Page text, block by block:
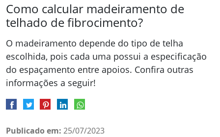
Como calcular madeiramento de
telhado de fibrocimento?
O madeiramento depende do tipo de telha
escolhida, pois cada uma possui a especificação
do espaçamento entre apoios. Confira outras
informações a seguir!
Publicado em: 25/07/2023